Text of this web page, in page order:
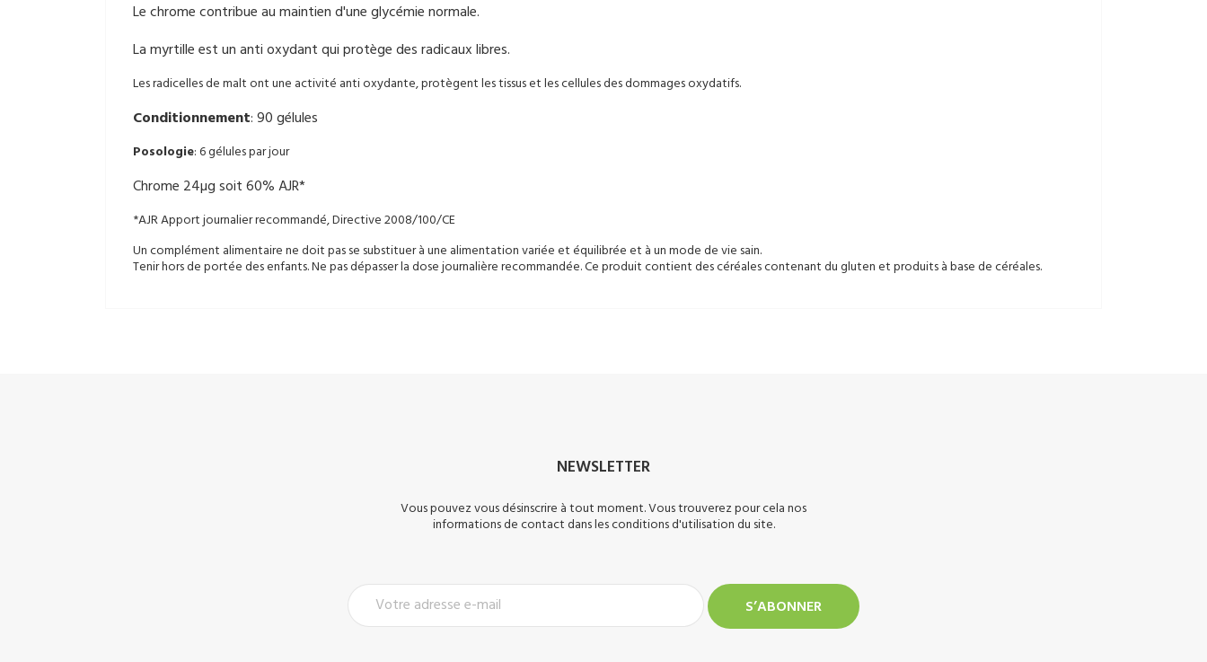
Le chrome contribue au maintien d'une glycémie normale.
La myrtille est un anti oxydant qui protège des radicaux libres.
Les radicelles de malt ont une activité anti oxydante, protègent les tissus et les cellules des dommages oxydatifs.
Conditionnement: 90 gélules
Posologie: 6 gélules par jour
Chrome 24µg soit 60% AJR*
*AJR Apport journalier recommandé, Directive 2008/100/CE
Un complément alimentaire ne doit pas se substituer à une alimentation variée et équilibrée et à un mode de vie sain.
Tenir hors de portée des enfants. Ne pas dépasser la dose journalière recommandée. Ce produit contient des céréales contenant du gluten et produits à base de céréales.
NEWSLETTER
Vous pouvez vous désinscrire à tout moment. Vous trouverez pour cela nos
informations de contact dans les conditions d'utilisation du site.